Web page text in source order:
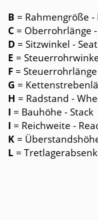
B = Rahmengröße -
C = Oberrohrlänge
D = Sitzwinkel -
E =
F =
G =
H = Radstand -
I = Bauhöhe - Stack
I = Reichweite -
K =
L =